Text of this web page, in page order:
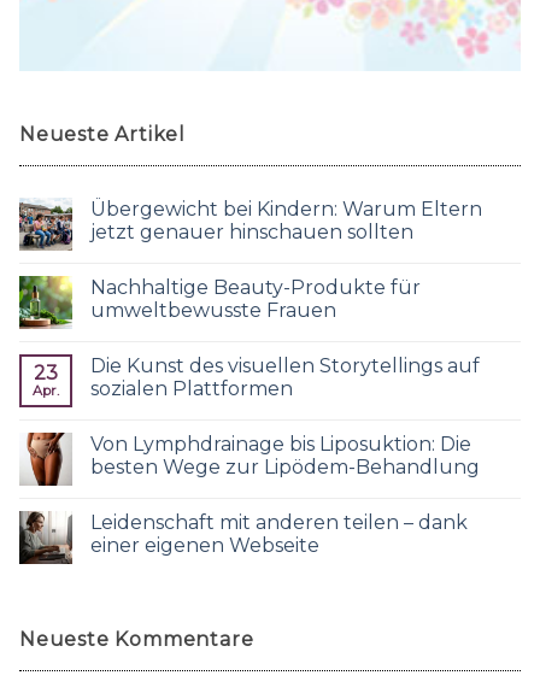
Neueste Artikel
Übergewicht bei Kindern: Warum Eltern
jetzt genauer hinschauen sollten
Nachhaltige Beauty-Produkte für
umweltbewusste Frauen
23
Apr.
Die Kunst des visuellen Storytellings auf
sozialen Plattformen
Von Lymphdrainage bis Liposuktion: Die
besten Wege zur Lipödem-Behandlung
Leidenschaft mit anderen teilen – dank
einer eigenen Webseite
Neueste Kommentare